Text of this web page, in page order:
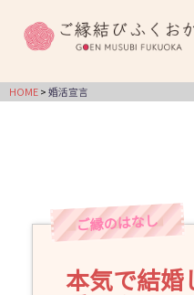
ンHOME 婚活宣言
本気で結婚